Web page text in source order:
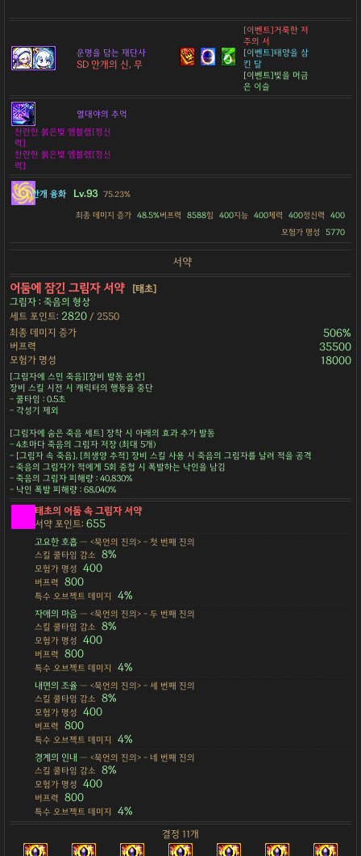
운명을 담는 재단사
SD 안개의 신, 무
[이벤트]거룩한 저
주의 서
[이벤트]태양을 삼
킨 달
[이벤트]빛을 머금
은 이슬
열대야의 추억
찬란한 붉은빛 엠블렘[정신
력]
찬란한 붉은빛 엠블렘[정신
력]
안개 융화 Lv.93 75.23%
최종 데미지 증가 48.5%버프력 8588힘 400지능 400체력 400정신력
400
모험가 명성
5770
서약
어둠에 잠긴 그림자 서약
[태초]
그림자 : 죽음의 형상
세트 포인트: 2820 / 2550
최종 데미지 증가
506%
버프력 35500
모험가 명성 18000
[그림자에 스민 죽음][장비 발동 옵션]
장비 스킬 시전 시 캐릭터의 행동을 중단
- 쿨타임 : 0.5초
- 각성기 제외
[그림자에 숨은 죽음 세트] 장착 시 아래의 효과 추가 발동
- 4초마다 죽음의 그림자 저장 (최대 5개)
- [그림자 속 죽음], [희생양 추적] 장비 스킬 사용 시 죽음의 그림자를 날려 적을 공격
- 죽음의 그림자가 적에게 5회 중첩 시 폭발하는 낙인을 남김
- 죽음의 그림자 피해량 : 40,830%
- 낙인 폭발 피해량 : 68,040%
태초의 어둠 속 그림자 서약
서약 포인트:655
고요한 호흡— <묵언의 진의> - 첫 번째 진의
스킬 쿨타임 감소
8%
모험가 명성 400
버프력 800
특수 오브젝트 데미지 4%
자애의 마음— <묵언의 진의> - 두 번째 진의
스킬 쿨타임 감소
8%
모험가 명성 400
버프력 800
특수 오브젝트 데미지 4%
내면의 조율— <묵언의 진의> - 세 번째 진의
스킬 쿨타임 감소
8%
모험가 명성 400
버프력 800
특수 오브젝트 데미지 4%
경계의 인내— <묵언의 진의> - 네 번째 진의
스킬 쿨타임 감소
8%
모험가 명성 400
버프력 800
특수 오브젝트 데미지 4%
결정 11개